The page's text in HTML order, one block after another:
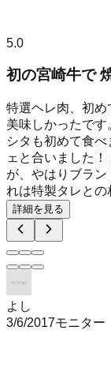
5.0
初の宮崎牛で
特選ヘレ肉、初め
美味しかったで
シタも初めて食
ェと合いました
が、やはりブラ
れは特製タレとの
詳細を見る
よし
3/6/2017モニター